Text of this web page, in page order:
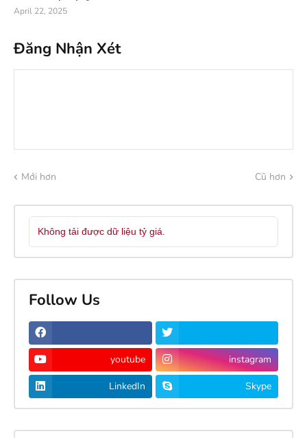
April 22, 2025
Đăng Nhận Xét
Mới hơn Cũ hơn
Không tải được dữ liệu tỷ giá.
Follow Us
youtube instagram
LinkedIn Skype